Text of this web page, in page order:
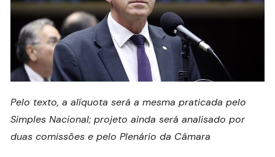
Pelo texto, a alíquota será a mesma praticada pelo
Simples Nacional; projeto ainda será analisado por
duas comissões e pelo Plenário da Câmara